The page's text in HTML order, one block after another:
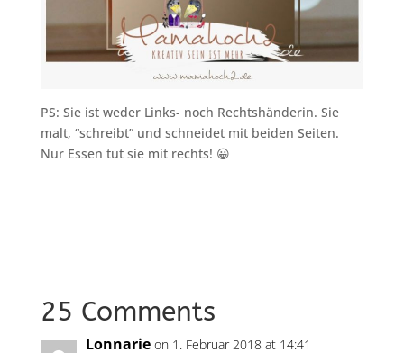
PS: Sie ist weder Links- noch Rechtshänderin. Sie
malt, “schreibt” und schneidet mit beiden Seiten.
Nur Essen tut sie mit rechts! 😀
25 Comments
Lonnarie on 1. Februar 2018 at 14:41